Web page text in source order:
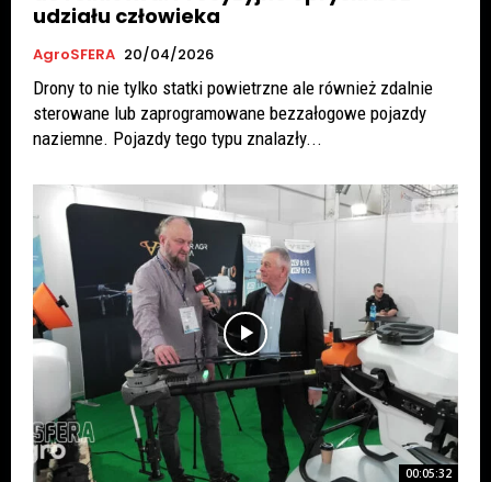
udziału człowieka
AgroSFERA 20/04/2026
Drony to nie tylko statki powietrzne ale również zdalnie
sterowane lub zaprogramowane bezzałogowe pojazdy
naziemne. Pojazdy tego typu znalazły...
00:05:32